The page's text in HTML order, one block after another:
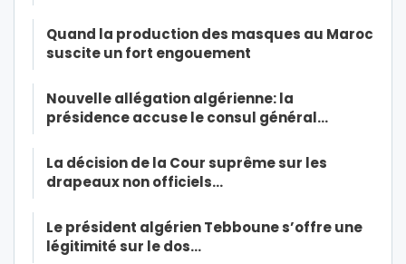
Quand la production des masques au Maroc
suscite un fort engouement
Nouvelle allégation algérienne: la
présidence accuse le consul général…
La décision de la Cour suprême sur les
drapeaux non officiels…
Le président algérien Tebboune s’offre une
légitimité sur le dos…